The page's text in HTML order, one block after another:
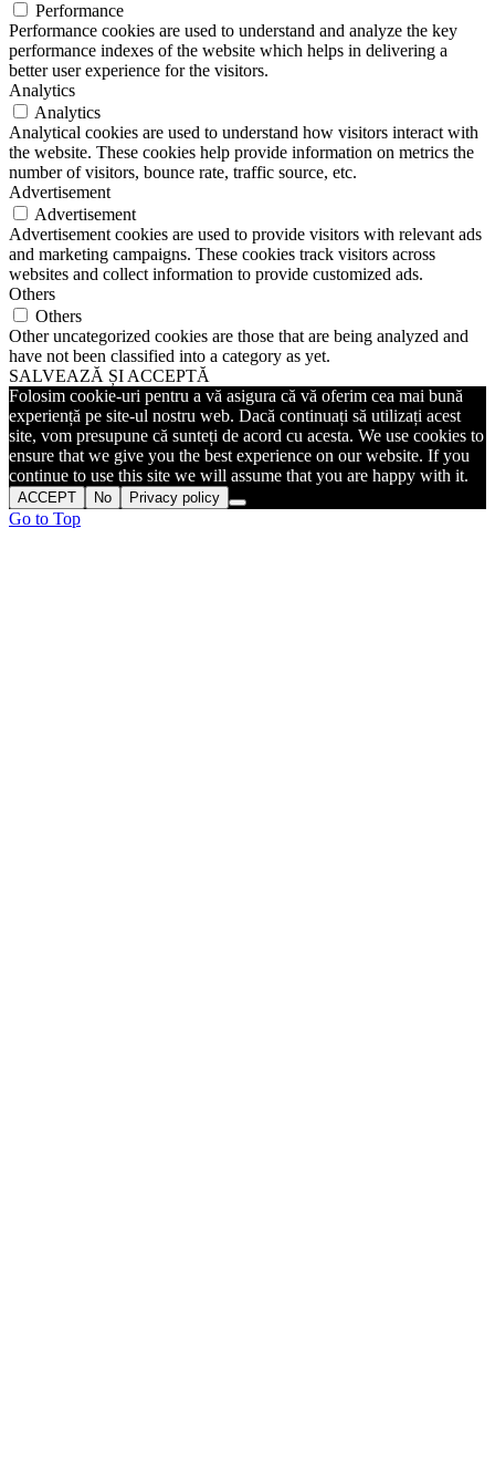
Performance
Performance cookies are used to understand and analyze the key
performance indexes of the website which helps in delivering a
better user experience for the visitors.
Analytics
Analytics
Analytical cookies are used to understand how visitors interact with
the website. These cookies help provide information on metrics the
number of visitors, bounce rate, traffic source, etc.
Advertisement
Advertisement
Advertisement cookies are used to provide visitors with relevant ads
and marketing campaigns. These cookies track visitors across
websites and collect information to provide customized ads.
Others
Others
Other uncategorized cookies are those that are being analyzed and
have not been classified into a category as yet.
SALVEAZĂ ȘI ACCEPTĂ
Folosim cookie-uri pentru a vă asigura că vă oferim cea mai bună
experiență pe site-ul nostru web. Dacă continuați să utilizați acest
site, vom presupune că sunteți de acord cu acesta. We use cookies to
ensure that we give you the best experience on our website. If you
continue to use this site we will assume that you are happy with it.
ACCEPT No Privacy policy
Go to Top